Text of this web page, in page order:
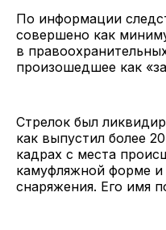
По информации
совершено как
в
произошедшее как
Стрелок был
как выпустил более
кадрах с места
камуфляжной форме и
снаряжения. Его имя